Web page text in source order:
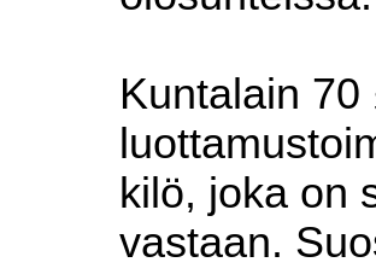
Kuntalain
ki lö, joka on
vastaan.